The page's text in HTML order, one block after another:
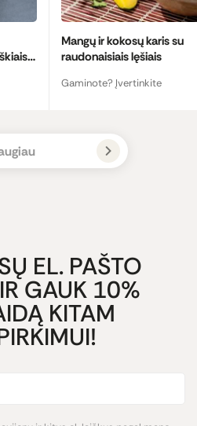
Mangų ir kokosų karis su
raudonaisiais lęšiais
Gaminote? Įvertinkite
EL. PAŠTO
GAUK 10%
KITAM